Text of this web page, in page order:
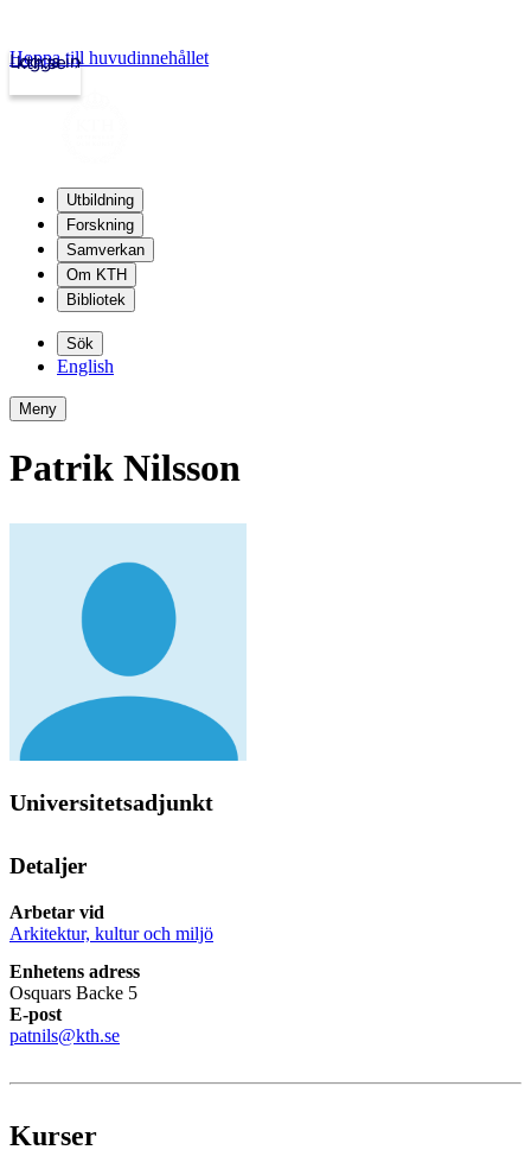
kth.se
Logga in
Hoppa till huvudinnehållet
Utbildning
Forskning
Samverkan
Om KTH
Bibliotek
Sök
English
Meny
Patrik Nilsson
Universitetsadjunkt
Detaljer
Arbetar vid
Arkitektur, kultur och miljö
Enhetens adress
Osquars Backe 5
E-post
patnils@kth.se
Kurser